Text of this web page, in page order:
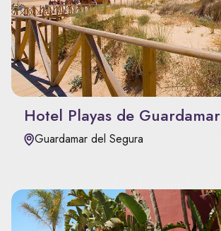
Hotel Playas de Guardamar
Guardamar del Segura